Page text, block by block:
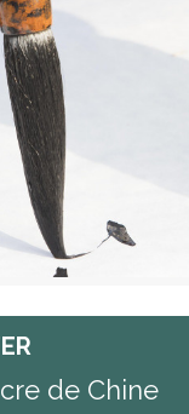
de Chine